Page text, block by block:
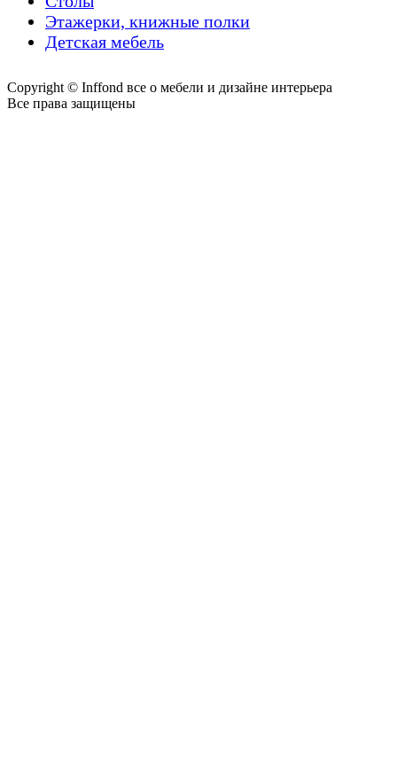
Этажерки, книжные полки
Детская мебель
Copyright © Inffond все о мебели и дизайне интерьера
Все права защищены